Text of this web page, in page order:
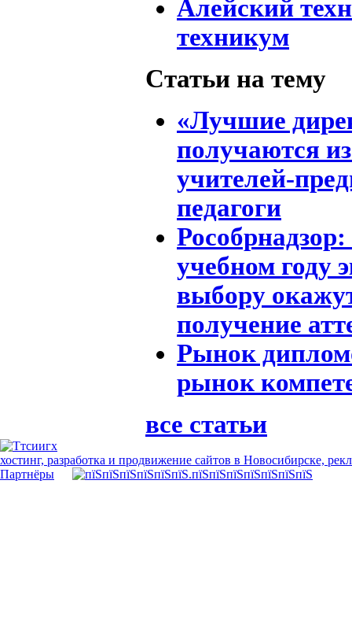
Алейский
техникум
Статьи на тему
«Лучшие
получаются
учителей-
педагоги
учебном году
выбору
получение
Рынок
рынок
все статьи
хостинг, разработка и продвижение сайтов в Новосибирске,
Партнёры